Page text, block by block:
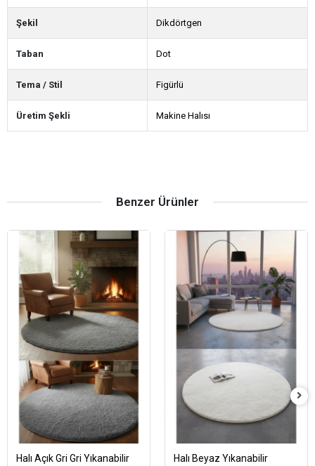
Şekil Dikdörtgen
Taban Dot
Tema / Stil Figürlü
Üretim Şekli Makine Halısı
Benzer Ürünler
Halı Açık Gri Gri Yıkanabilir
Halı Beyaz Yıkanabilir